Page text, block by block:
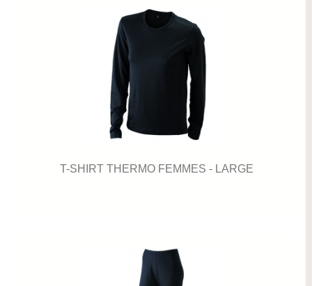
T-SHIRT THERMO FEMMES - LARGE